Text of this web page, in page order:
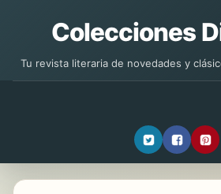
Colecciones
Tu revista literaria de novedades y